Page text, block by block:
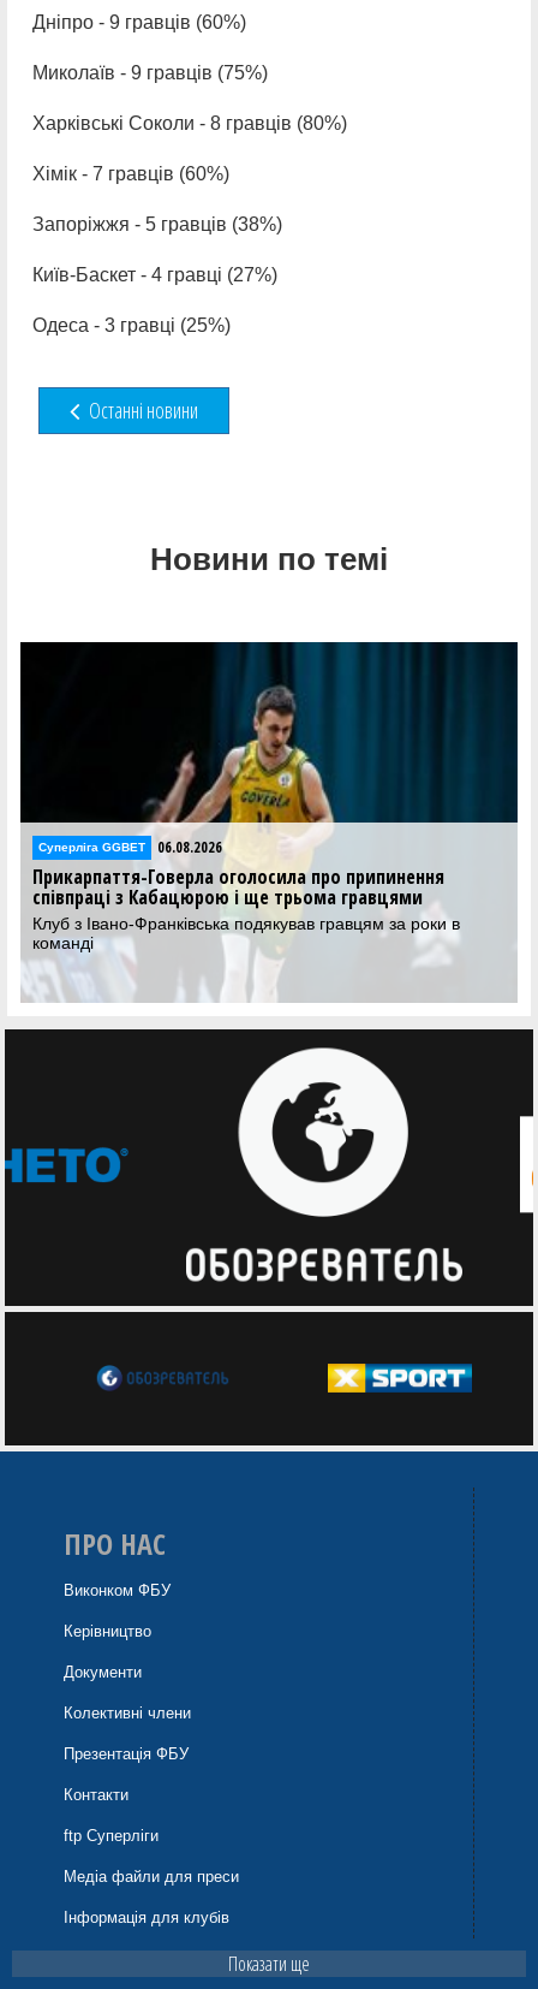
Дніпро - 9 гравців (60%)
Миколаїв - 9 гравців (75%)
Харківські Соколи - 8 гравців (80%)
Хімік - 7 гравців (60%)
Запоріжжя - 5 гравців (38%)
Київ-Баскет - 4 гравці (27%)
Одеса - 3 гравці (25%)
Останні новини
Новини по темі
Суперліга GGBET 06.08.2026
Прикарпаття-Говерла оголосила про припинення
співпраці з Кабацюрою і ще трьома гравцями
Клуб з Івано-Франківська подякував гравцям за роки в
команді
ПРО НАС
Виконком ФБУ
Керівництво
Документи
Колективні члени
Презентація ФБУ
Контакти
ftp Суперліги
Медіа файли для преси
Інформація для клубів
Показати ще